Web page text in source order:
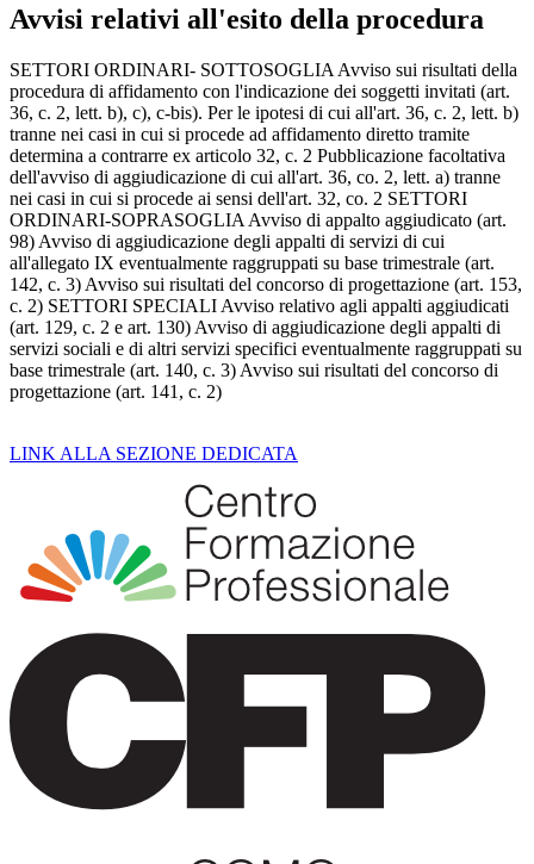
Avvisi relativi all'esito della procedura
SETTORI ORDINARI- SOTTOSOGLIA Avviso sui risultati della
procedura di affidamento con l'indicazione dei soggetti invitati (art.
36, c. 2, lett. b), c), c-bis). Per le ipotesi di cui all'art. 36, c. 2, lett. b)
tranne nei casi in cui si procede ad affidamento diretto tramite
determina a contrarre ex articolo 32, c. 2 Pubblicazione facoltativa
dell'avviso di aggiudicazione di cui all'art. 36, co. 2, lett. a) tranne
nei casi in cui si procede ai sensi dell'art. 32, co. 2 SETTORI
ORDINARI-SOPRASOGLIA Avviso di appalto aggiudicato (art.
98) Avviso di aggiudicazione degli appalti di servizi di cui
all'allegato IX eventualmente raggruppati su base trimestrale (art.
142, c. 3) Avviso sui risultati del concorso di progettazione (art. 153,
c. 2) SETTORI SPECIALI Avviso relativo agli appalti aggiudicati
(art. 129, c. 2 e art. 130) Avviso di aggiudicazione degli appalti di
servizi sociali e di altri servizi specifici eventualmente raggruppati su
base trimestrale (art. 140, c. 3) Avviso sui risultati del concorso di
progettazione (art. 141, c. 2)
LINK ALLA SEZIONE DEDICATA